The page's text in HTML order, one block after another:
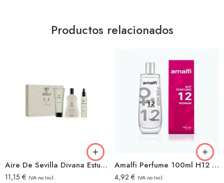
Productos relacionados
Aire De Sevilla Divana Estuche 3 Piezas
11,15 € IVA no Incl.
Amalfi Perfume 100ml H12 Woman
4,92 € IVA no Incl.